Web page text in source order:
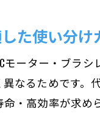
た使い分け
モーター・ブラ
なるためです。
・高効率が求